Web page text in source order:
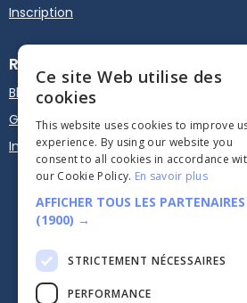
Inscription
RESSOURCES
Blog
Guide d'utilisation
Intégrez sur votre site

Ce site Web utilise des
cookies
This website uses cookies to improve
experience. By using our website you
consent to all cookies in accordance
our Cookie Policy. En savoir plus
AFFICHER TOUS LES PARTENAIRES
(1900) →
STRICTEMENT NÉCESSAIRES
PERFORMANCE